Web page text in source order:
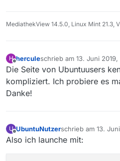
MediathekView 14.5.0, Linux Mint 21.3,
H
Offline
herculeschrieb am 13. Juni 2019,
zuletzt editiert von
Die Seite von Ubuntuusers
kompliziert. Ich probiere es
Danke!
U
Offline
UbuntuNutzerschrieb am 13.
zuletzt editiert von
Also ich launche mit: